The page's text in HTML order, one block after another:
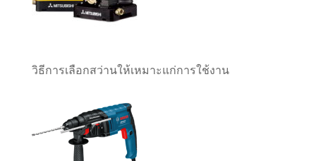
วิธีการเลือกสว่านให้เหมาะแก่การใช้งาน